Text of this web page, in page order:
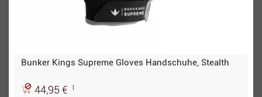
Bunker Kings Supreme Gloves Handschuhe, Stealth
44,95 € |